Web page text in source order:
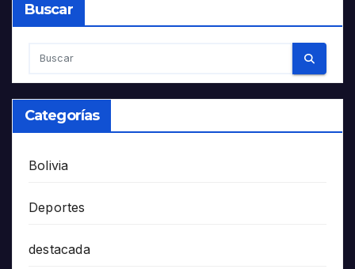
Buscar
Categorías
Bolivia
Deportes
destacada